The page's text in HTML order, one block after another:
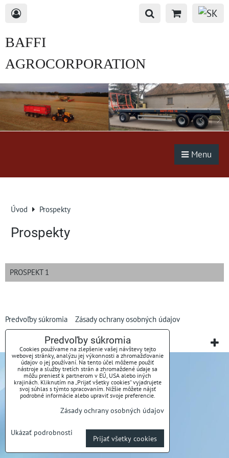
BAFFI
AGROCORPORATION
s.r.o.
Menu
Úvod Prospekty
Prospekty
PROSPEKT 1
Predvoľby súkromia Zásady ochrany osobných údajov
Vytvorené pomocou:BiznisWeb.sk
Predvoľby súkromia
Cookies používame na zlepšenie vašej návštevy tejto
webovej stránky, analýzu jej výkonnosti a zhromažďovanie
údajov o jej používaní. Na tento účel môžeme použiť
nástroje a služby tretích strán a zhromaždené údaje sa
môžu preniesť k partnerom v EÚ, USA alebo iných
krajinách. Kliknutím na „Prijať všetky cookies“ vyjadrujete
svoj súhlas s týmto spracovaním. Nižšie môžete nájsť
podrobné informácie alebo upraviť svoje preferencie.
Zásady ochrany osobných údajov
Ukázať podrobnosti
Prijať všetky cookies